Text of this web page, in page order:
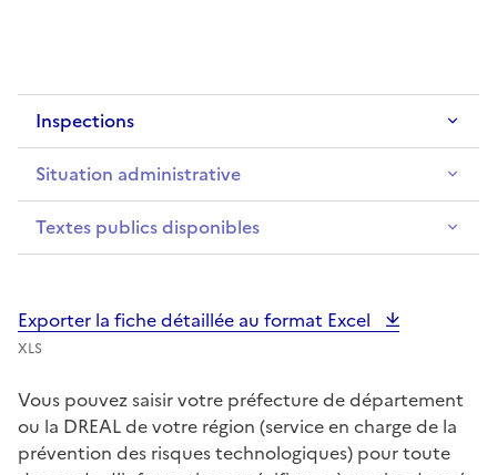
Inspections
Situation administrative
Textes publics disponibles
Exporter la fiche détaillée au format Excel
XLS
Vous pouvez saisir votre préfecture de département
ou la DREAL de votre région (service en charge de la
prévention des risques technologiques) pour toute